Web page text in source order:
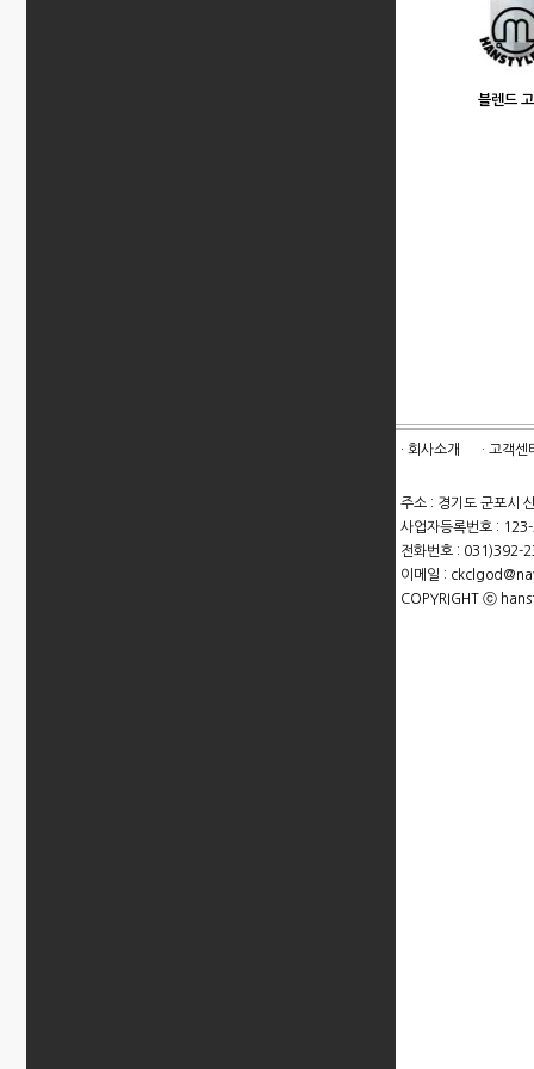
블렌드
· 회사소개 · 고객센
주소 : 경기도 군포시
사업자등록번호 :
전화번호 : 031)392-
이메일 :
COPYRIGHT ⓒ